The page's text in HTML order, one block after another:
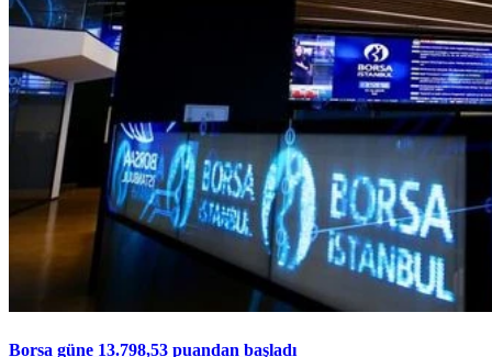
Borsa güne 13.798,53 puandan başladı